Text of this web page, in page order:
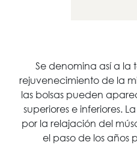
Se denomina así a
rejuvenecimiento de la
las bolsas pueden
superiores e inferiores.
por la relajación del
el paso de los años